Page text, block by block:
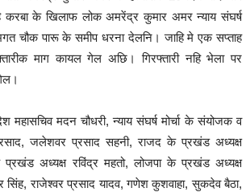
करबा के खिलाफ लोक अमरेंद्र कुमार अमर न्याय संघर्ष
चौक पारू के समीप धरना देलनि। जाहि मे एक सप्ताह
माग कायल गेल अछि। गिरफ्तारी नहि भेला पर
महासचिव मदन चौधरी, न्याय संघर्ष मोर्चा के संयोजक व
जलेशवर प्रसाद सहनी, राजद के प्रखंड अध्यक्ष
अध्यक्ष रविंद्र महतो, लोजपा के प्रखंड अध्यक्ष
राजेश्वर प्रसाद यादव, गणेश कुशवाहा, सुकदेव बैठा,